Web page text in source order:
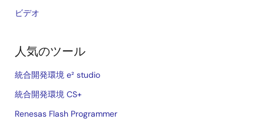
ビデオ
人気のツール
統合開発環境 e² studio
統合開発環境 CS+
Renesas Flash Programmer